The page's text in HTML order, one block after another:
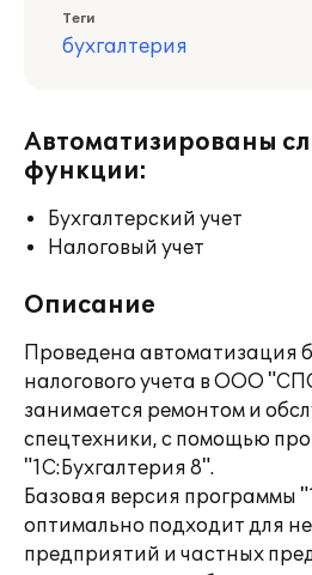
Теги
бухгалтерия
Автоматизированы
функции:
Бухгалтерский учет
Налоговый учет
Описание
Проведена автоматизация
налогового учета в ООО
занимается ремонтом и
спецтехники, с помощью
"1С:Бухгалтерия 8".
Базовая версия программы
оптимально подходит для
предприятий и частных